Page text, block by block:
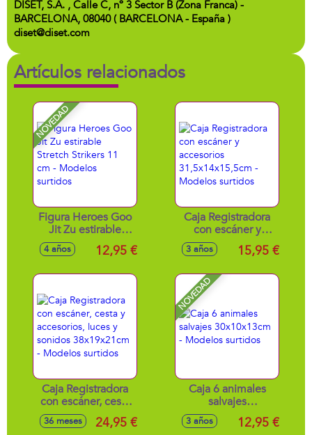
DISET, S.A. , Calle C, nº 3 Sector B (Zona Franca) -
BARCELONA, 08040 ( BARCELONA - España )
diset@diset.com
Artículos relacionados
NOVEDAD
Figura Heroes Goo
Jit Zu estirable
Stretch Strikers 11
cm - Modelos
4 años 12,95 €
Caja Registradora
con escáner y
accesorios
31,5x14x15,5cm -
3 años 15,95 €
Caja Registradora
con escáner, cesta
y accesorios, luces
y sonidos
36 meses 24,95 €
NOVEDAD
Caja 6 animales
salvajes
30x10x13cm -
Modelos surtidos
3 años 12,95 €